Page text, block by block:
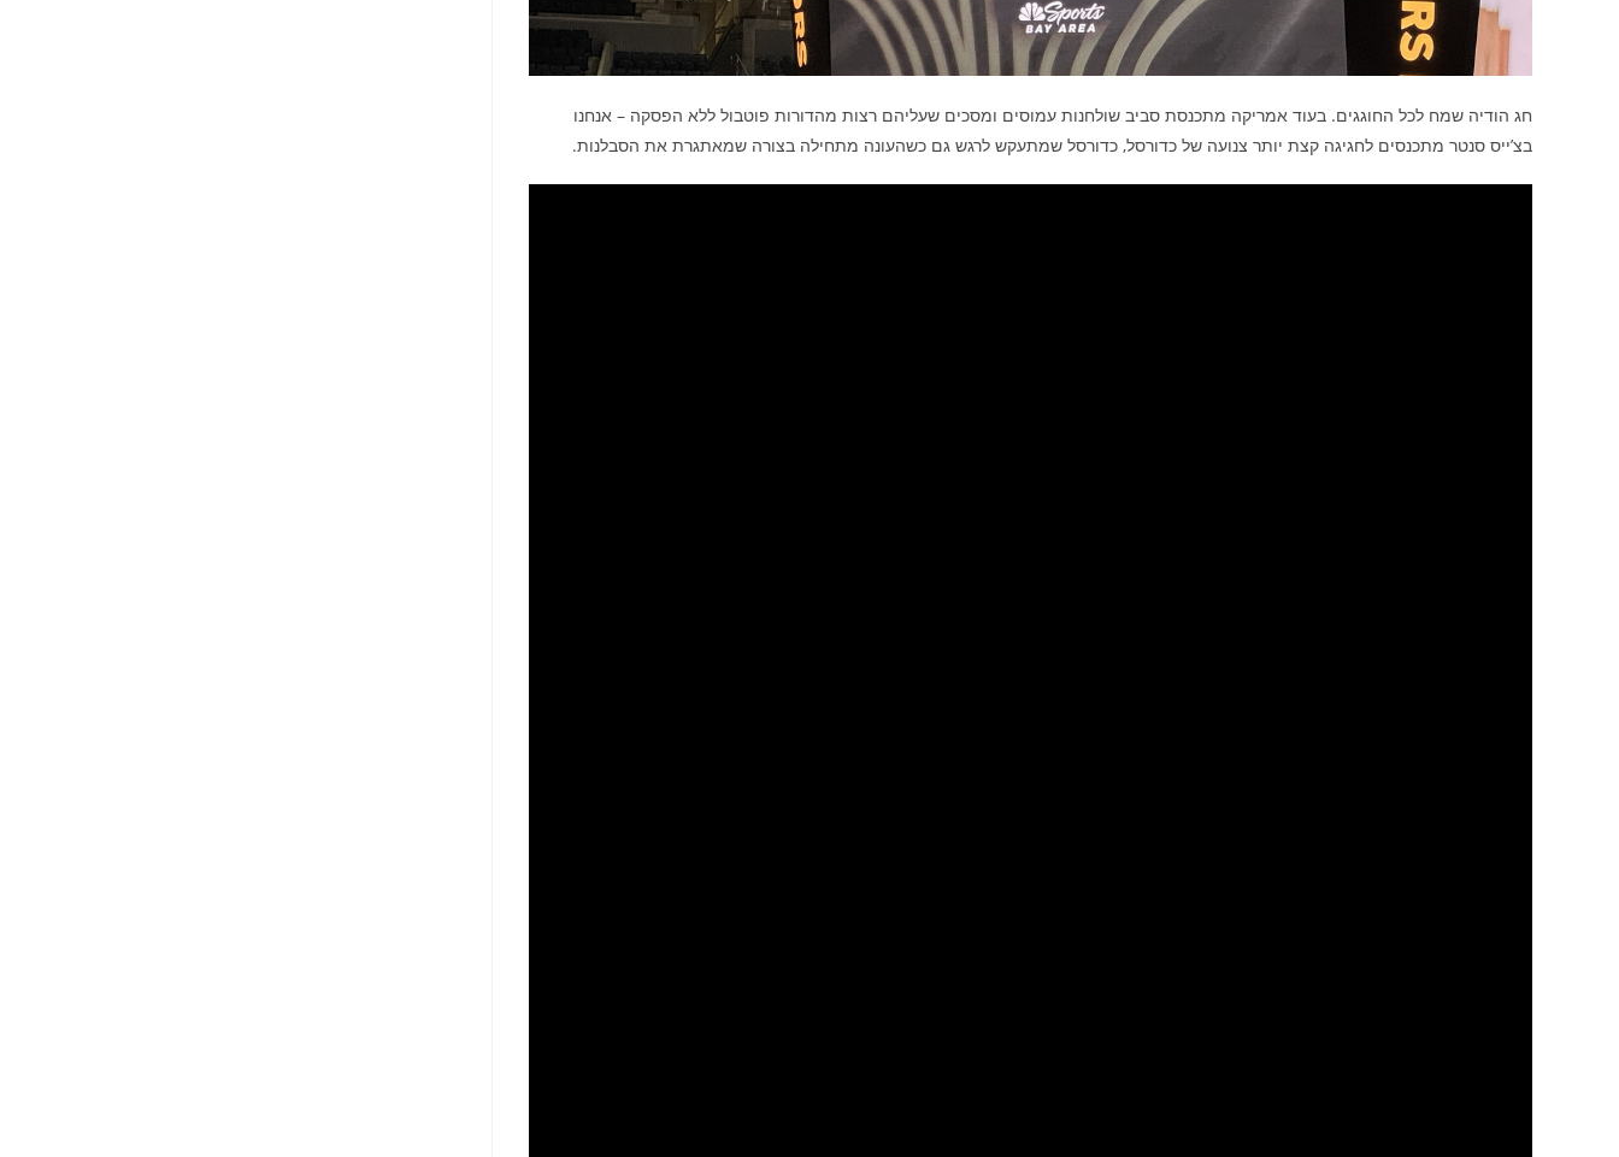
חג הודיה שמח לכל החוגגים. בעוד אמריקה מתכנסת סביב שולחנות עמוסים ומסכים שעליהם רצות מהדורות פוטבול ללא הפסקה – אנחנו
בצ’ייס סנטר מתכנסים לחגיגה קצת יותר צנועה של כדורסל, כדורסל שמתעקש לרגש גם כשהעונה מתחילה בצורה שמאתגרת את הסבלנות.